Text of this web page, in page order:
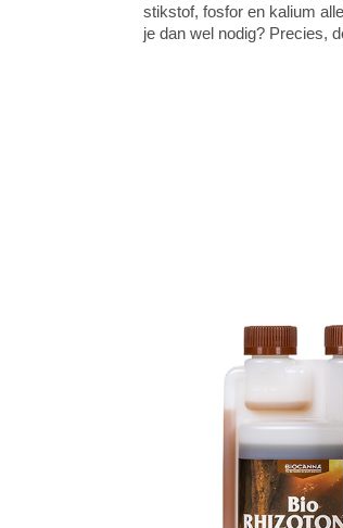
stikstof, fosfor en kalium
je dan wel nodig? Precies,